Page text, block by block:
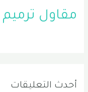
مقاول
أحدث التعليقات